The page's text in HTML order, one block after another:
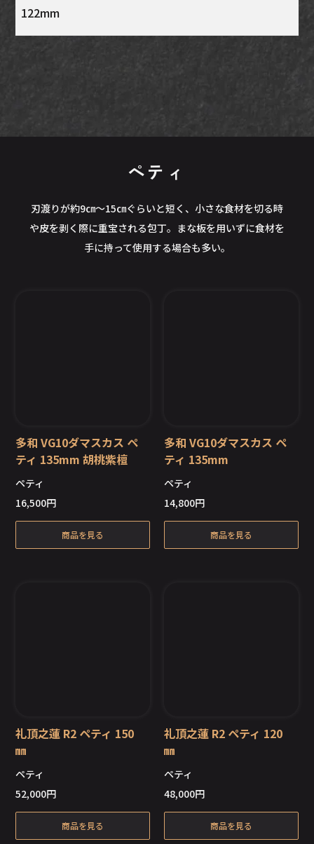
122mm
ペティ
刃渡りが約9㎝～15㎝ぐらいと短く、小さな食材を切る時
や皮を剥く際に重宝される包丁。まな板を用いずに食材を
手に持って使用する場合も多い。
多和 VG10ダマスカス ペ
ティ 135mm 胡桃紫檀
ペティ
16,500円
商品を見る
多和 VG10ダマスカス ペ
ティ 135mm
ペティ
14,800円
商品を見る
礼頂之蓮 R2 ペティ 150
㎜
ペティ
52,000円
商品を見る
礼頂之蓮 R2 ペティ 120
㎜
ペティ
48,000円
商品を見る